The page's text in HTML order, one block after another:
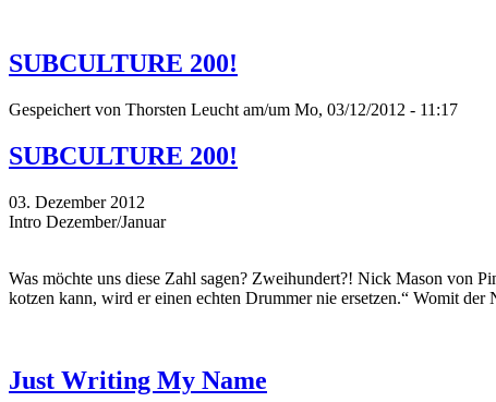
SUBCULTURE 200!
Gespeichert von Thorsten Leucht am/um Mo, 03/12/2012 - 11:17
SUBCULTURE 200!
03. Dezember 2012
Intro Dezember/Januar
Was möchte uns diese Zahl sagen? Zweihundert?! Nick Mason von
kotzen kann, wird er einen echten Drummer nie ersetzen.“ Womit
Just Writing My Name